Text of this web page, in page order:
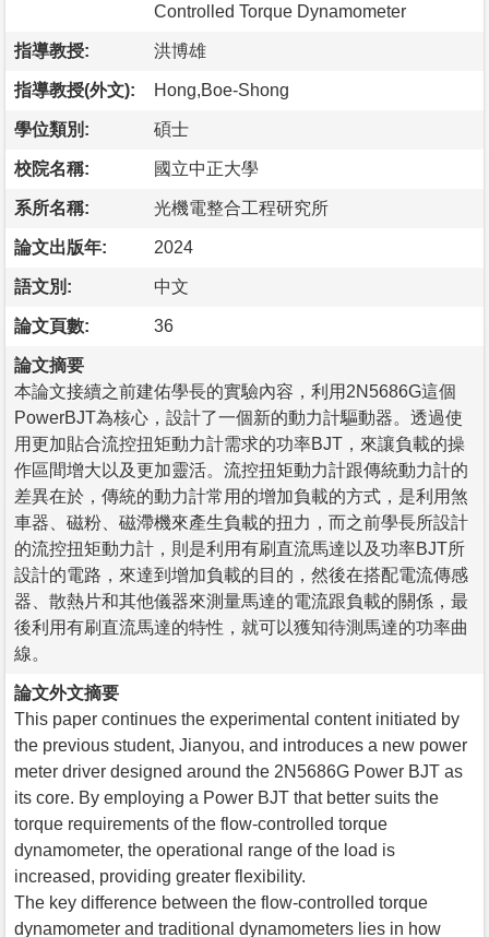
Controlled Torque Dynamometer
指導教授: 洪博雄
指導教授(外文): Hong,Boe-Shong
學位類別: 碩士
校院名稱: 國立中正大學
系所名稱: 光機電整合工程研究所
論文出版年: 2024
語文別: 中文
論文頁數: 36
論文摘要
本論文接續之前建佑學長的實驗內容，利用2N5686G這個
PowerBJT為核心，設計了一個新的動力計驅動器。透過使
用更加貼合流控扭矩動力計需求的功率BJT，來讓負載的操
作區間增大以及更加靈活。流控扭矩動力計跟傳統動力計的
差異在於，傳統的動力計常用的增加負載的方式，是利用煞
車器、磁粉、磁滯機來產生負載的扭力，而之前學長所設計
的流控扭矩動力計，則是利用有刷直流馬達以及功率BJT所
設計的電路，來達到增加負載的目的，然後在搭配電流傳感
器、散熱片和其他儀器來測量馬達的電流跟負載的關係，最
後利用有刷直流馬達的特性，就可以獲知待測馬達的功率曲
線。
論文外文摘要
This paper continues the experimental content initiated by
the previous student, Jianyou, and introduces a new power
meter driver designed around the 2N5686G Power BJT as
its core. By employing a Power BJT that better suits the
torque requirements of the flow-controlled torque
dynamometer, the operational range of the load is
increased, providing greater flexibility.
The key difference between the flow-controlled torque
dynamometer and traditional dynamometers lies in how